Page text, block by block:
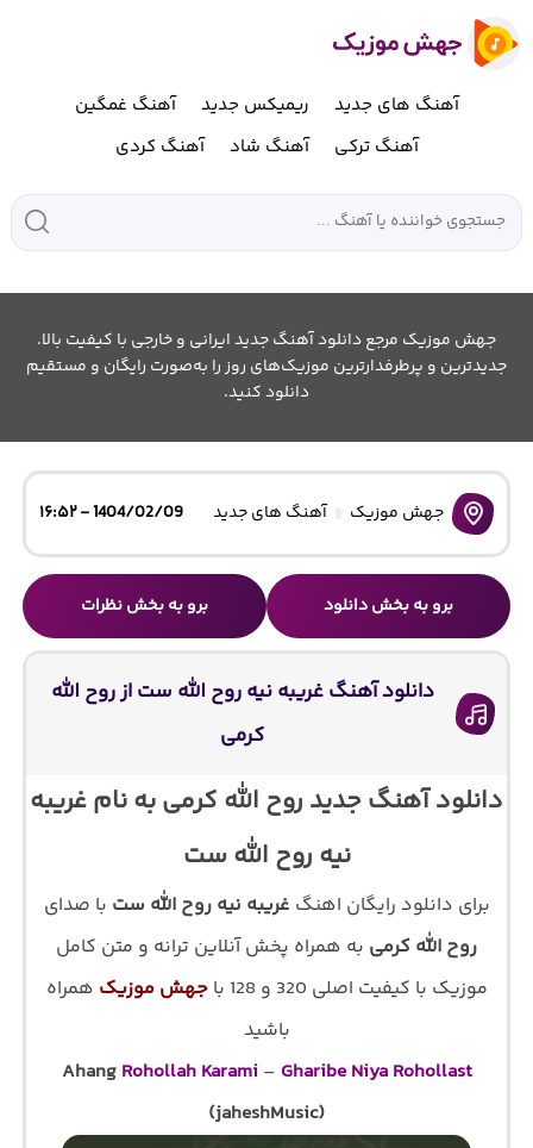
آهنگ های جدید ریمیکس جدید
آهنگ غمگین
آهنگ ترکی
آهنگ شاد آهنگ کردی
جهش موزیک مرجع دانلود آهنگ جدید ایرانی و خارجی با کیفیت بالا.
جدیدترین و پرطرفدارترین موزیک‌های روز را به‌صورت رایگان و مستقیم
دانلود کنید.
جهش موزیک آهنگ های جدید 1404/02/09 - ۱۶:۵۲
برو به بخش دانلود برو به بخش نظرات
دانلود آهنگ غریبه نیه روح الله‌ ست از روح الله
کرمی
دانلود آهنگ جدید روح الله کرمی به نام غریبه
نیه روح الله‌ ست
برای دانلود رایگان اهنگ غریبه نیه روح الله‌ ست با صدای
روح الله کرمی به همراه پخش آنلاین ترانه و متن کامل
موزیک با کیفیت اصلی 320 و 128 با
جهش موزیک همراه
باشید
Ahang Rohollah Karami – Gharibe Niya Rohollast
(jaheshMusic)